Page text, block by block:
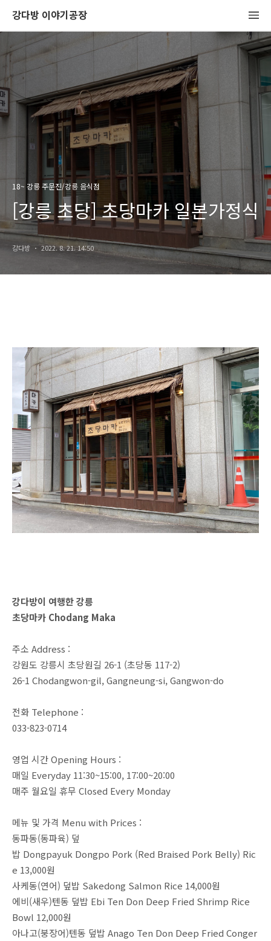
강다방 이야기공장
18~ 강릉 주문진/강릉 음식점
[강릉 초당] 초당마카 일본가정식
강다방 2022. 8. 21. 14:50
강다방이 여행한 강릉
초당마카 Chodang Maka
주소 Address :
강원도 강릉시 초당원길 26-1 (초당동 117-2)
26-1 Chodangwon-gil, Gangneung-si, Gangwon-do
전화 Telephone :
033-823-0714
영업 시간 Opening Hours :
매일 Everyday 11:30~15:00, 17:00~20:00
매주 월요일 휴무 Closed Every Monday
메뉴 및 가격 Menu with Prices :
동파동(동파육) 덮
밥 Dongpayuk Dongpo Pork (Red Braised Pork Belly) Ric
e 13,000원
사케동(연어) 덮밥 Sakedong Salmon Rice 14,000원
에비(새우)텐동 덮밥 Ebi Ten Don Deep Fried Shrimp Rice
Bowl 12,000원
아나고(붕장어)텐동 덮밥 Anago Ten Don Deep Fried Conger